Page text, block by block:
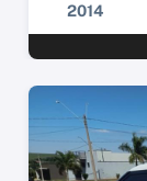
2014